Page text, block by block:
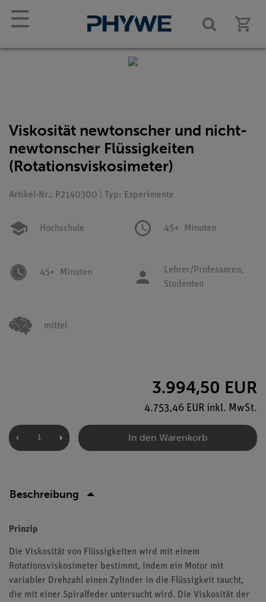
☰
Viskosität newtonscher und nicht-
newtonscher Flüssigkeiten
(Rotationsviskosimeter)
Artikel-Nr.: P2140300 | Typ: Experimente
Hochschule 45+ Minuten
45+ Minuten
Lehrer/Professoren,
Studenten
mittel
3.994,50 EUR
4.753,46 EUR inkl. MwSt.
In den Warenkorb
Beschreibung
Prinzip
Die Viskosität von Flüssigkeiten wird mit einem
Rotationsviskosimeter bestimmt, indem ein Motor mit
variabler Drehzahl einen Zylinder in die Flüssigkeit taucht,
die mit einer Spiralfeder untersucht wird. Die Viskosität der